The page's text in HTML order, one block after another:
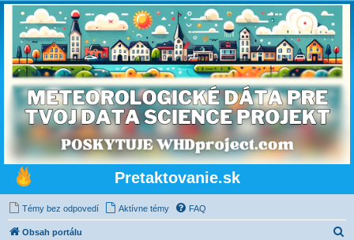
Pretaktovanie.sk
Témy bez odpovedí Aktívne témy FAQ
Obsah portálu